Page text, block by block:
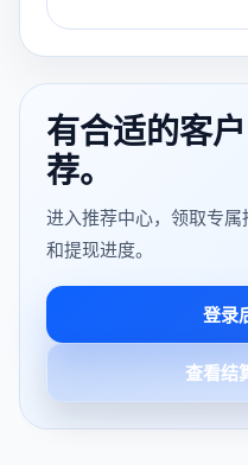
有合适的客
荐。
进入推荐中心，领取专
和提现进度。
登录
查看结